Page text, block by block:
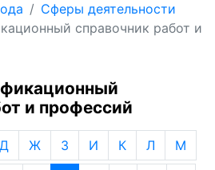
Сферы деятельности
справочник работ и
и профессий
Д Ж З И К Л М